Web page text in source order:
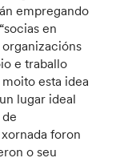
empregando
en
e traballo
esta idea
lugar ideal
foron
o seu